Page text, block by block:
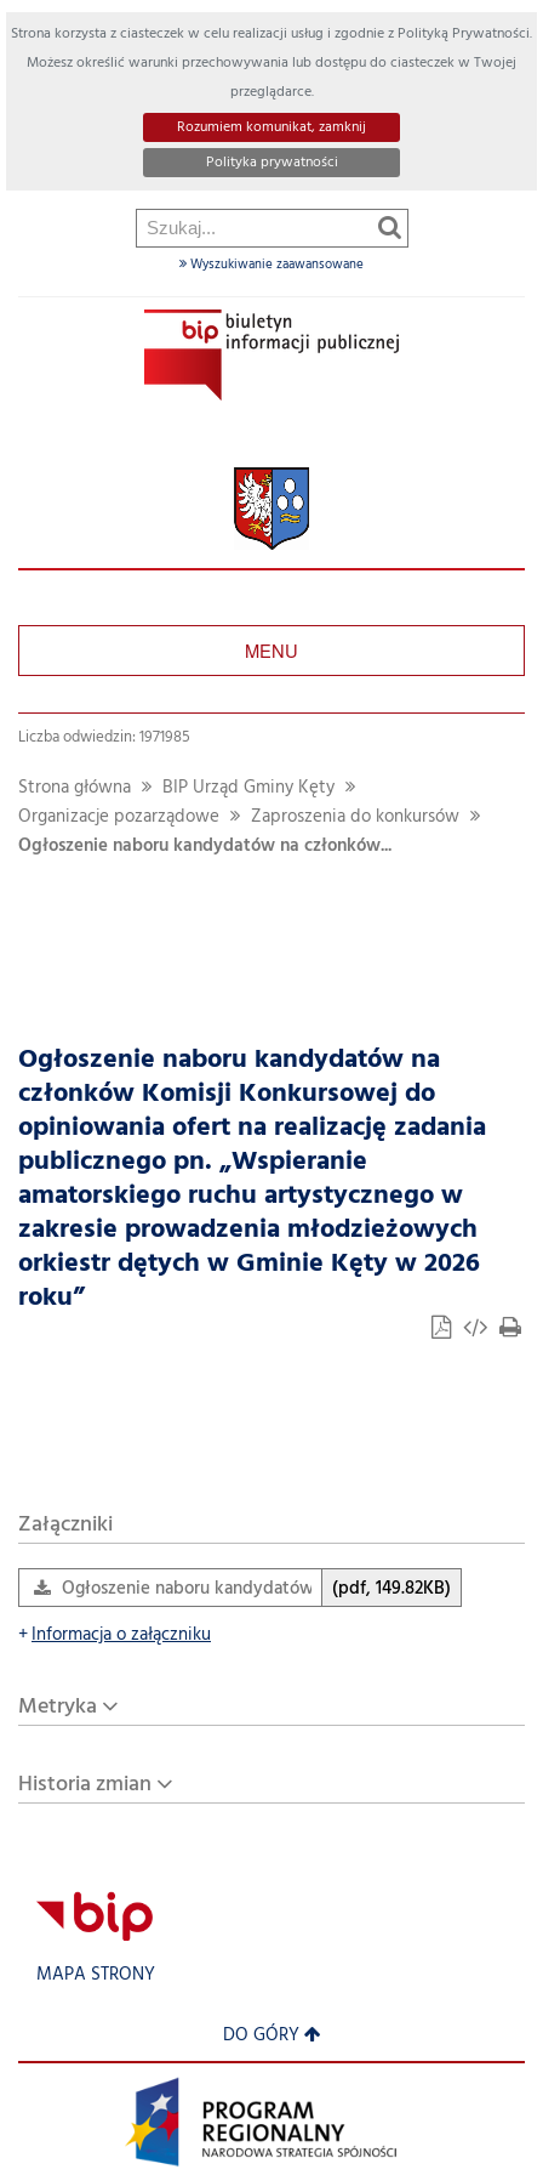
Strona korzysta z ciasteczek w celu realizacji usług i zgodnie z Polityką Prywatności.
Możesz określić warunki przechowywania lub dostępu do ciasteczek w Twojej
przeglądarce.
Rozumiem komunikat, zamknij
Polityka prywatności
Wyszukiwanie zaawansowane
MENU
Liczba odwiedzin: 1971985
Strona główna
BIP Urząd Gminy Kęty
Organizacje pozarządowe
Zaproszenia do konkursów
Ogłoszenie naboru kandydatów na członków...
Ogłoszenie naboru kandydatów na
członków Komisji Konkursowej do
opiniowania ofert na realizację zadania
publicznego pn. „Wspieranie
amatorskiego ruchu artystycznego w
zakresie prowadzenia młodzieżowych
orkiestr dętych w Gminie Kęty w 2026
roku”
Załączniki
Ogłoszenie naboru kandydatów na członków Komisji…
(pdf, 149.82KB)
Informacja o załączniku
Metryka
Historia zmian
MAPA STRONY
DO GÓRY